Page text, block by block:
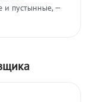
и пустынные, —